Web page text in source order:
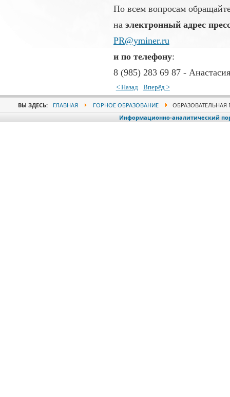
По всем вопросам
на электронный адрес
PR@yminer.ru
и по телефону:
8 (985) 283 69 87 -
< Назад Вперёд >
ВЫ ЗДЕСЬ: ГЛАВНАЯ ГОРНОЕ ОБРАЗОВАНИЕ
Информационно-аналитический